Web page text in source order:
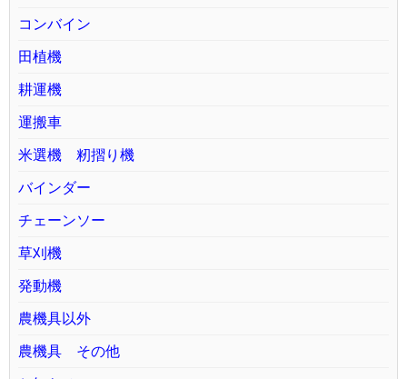
コンバイン
田植機
耕運機
運搬車
米選機 籾摺り機
バインダー
チェーンソー
草刈機
発動機
農機具以外
農機具 その他